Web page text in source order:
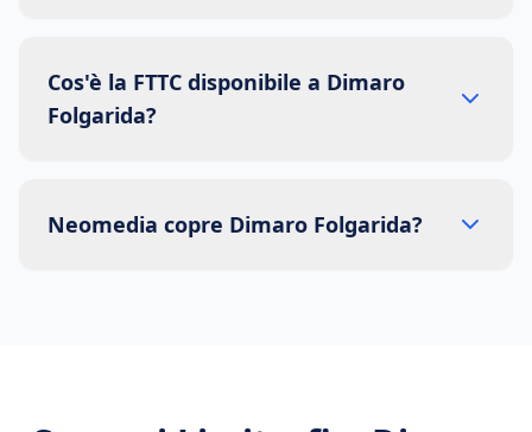
Cos'è la FTTC disponibile a Dimaro
Folgarida?
Neomedia copre Dimaro Folgarida?